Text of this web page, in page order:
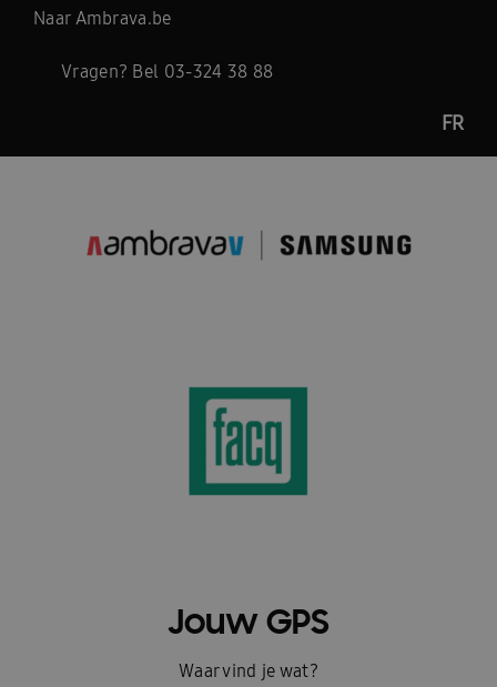
NaarAmbrava.be
Vragen? Bel 03-324 38 88
FR
Jouw GPS
Waar vind je wat?